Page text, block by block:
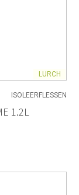
LURCH
ISOLEERFLESSEN
1.2L